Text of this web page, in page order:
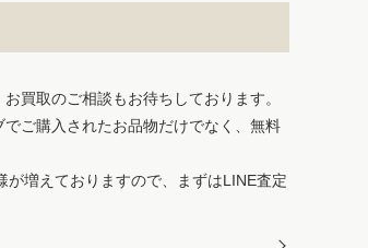
買取のご相談もお待ちしております。
ご購入されたお品物だけでなく、無料
増えておりますので、まずはLINE査定